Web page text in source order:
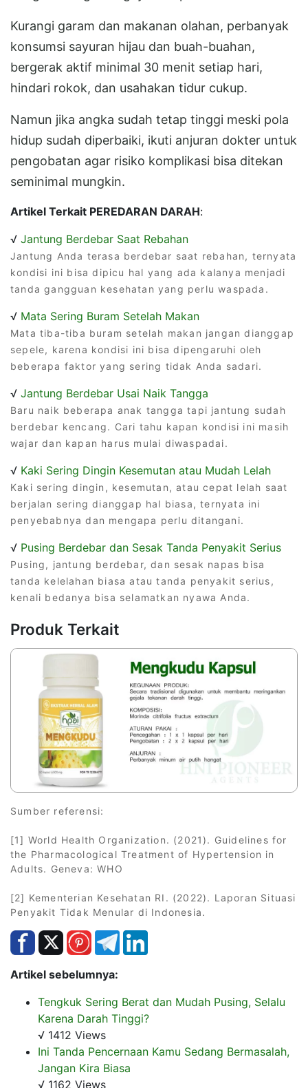
Kurangi garam dan makanan olahan, perbanyak
konsumsi sayuran hijau dan buah-buahan,
bergerak aktif minimal 30 menit setiap hari,
hindari rokok, dan usahakan tidur cukup.
Namun jika angka sudah tetap tinggi meski pola
hidup sudah diperbaiki, ikuti anjuran dokter untuk
pengobatan agar risiko komplikasi bisa ditekan
seminimal mungkin.
Artikel Terkait PEREDARAN DARAH:
√ Jantung Berdebar Saat Rebahan
Jantung Anda terasa berdebar saat rebahan, ternyata
kondisi ini bisa dipicu hal yang ada kalanya menjadi
tanda gangguan kesehatan yang perlu waspada.
√ Mata Sering Buram Setelah Makan
Mata tiba-tiba buram setelah makan jangan dianggap
sepele, karena kondisi ini bisa dipengaruhi oleh
beberapa faktor yang sering tidak Anda sadari.
√ Jantung Berdebar Usai Naik Tangga
Baru naik beberapa anak tangga tapi jantung sudah
berdebar kencang. Cari tahu kapan kondisi ini masih
wajar dan kapan harus mulai diwaspadai.
√ Kaki Sering Dingin Kesemutan atau Mudah Lelah
Kaki sering dingin, kesemutan, atau cepat lelah saat
berjalan sering dianggap hal biasa, ternyata ini
penyebabnya dan mengapa perlu ditangani.
√ Pusing Berdebar dan Sesak Tanda Penyakit Serius
Pusing, jantung berdebar, dan sesak napas bisa
tanda kelelahan biasa atau tanda penyakit serius,
kenali bedanya bisa selamatkan nyawa Anda.
Produk Terkait
Sumber referensi:
[1] World Health Organization. (2021). Guidelines for
the Pharmacological Treatment of Hypertension in
Adults. Geneva: WHO
[2] Kementerian Kesehatan RI. (2022). Laporan Situasi
Penyakit Tidak Menular di Indonesia.
Artikel sebelumnya:
Tengkuk Sering Berat dan Mudah Pusing, Selalu
Karena Darah Tinggi?
√ 1412 Views
Ini Tanda Pencernaan Kamu Sedang Bermasalah,
Jangan Kira Biasa
√ 1162 Views